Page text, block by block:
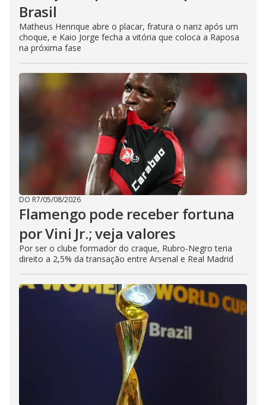
Brasil
Matheus Henrique abre o placar, fratura o nariz após um
choque, e Kaio Jorge fecha a vitória que coloca a Raposa
na próxima fase
DO R7/05/08/2026
Flamengo pode receber fortuna
por Vini Jr.; veja valores
Por ser o clube formador do craque, Rubro-Negro teria
direito a 2,5% da transação entre Arsenal e Real Madrid